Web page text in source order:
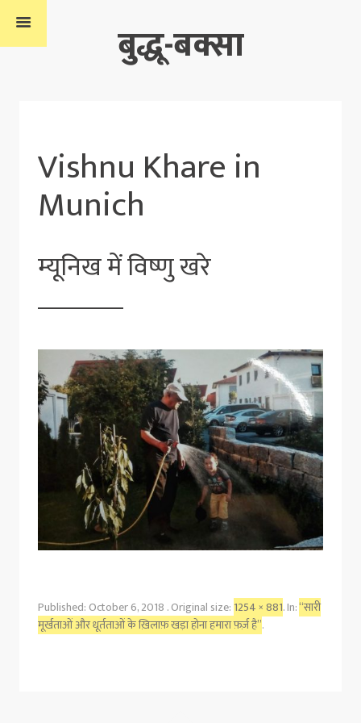
बुद्धू-बक्सा
Vishnu Khare in
Munich
म्यूनिख में विष्णु खरे
Published: October 6, 2018 . Original size: 1254 × 881. In:“सारी
मूर्खताओं और धूर्तताओं के ख़िलाफ़ खड़ा होना हमारा फ़र्ज़ है”.